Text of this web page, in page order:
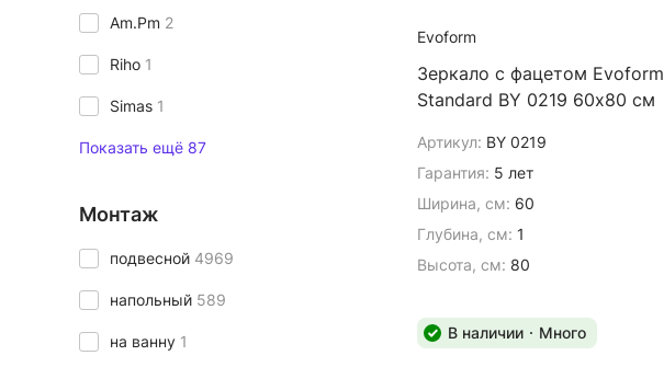
Am.Pm 2
Riho 1
Simas 1
Показать ещё 87
Монтаж
подвесной 4969
напольный 589
на ванну 1
Evoform
Зеркало с фацетом Evoform
Standard BY 0219 60х80 см
Артикул: BY 0219
Гарантия: 5 лет
Ширина, см: 60
Глубина, см: 1
Высота, см: 80
В наличии Много